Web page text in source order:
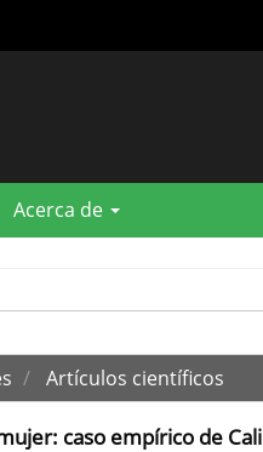
Acerca de
Artículos científicos
caso empírico de Cali